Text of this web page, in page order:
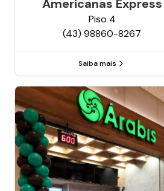
Americanas Express
Piso 4
(43) 98860-8267
Saiba mais